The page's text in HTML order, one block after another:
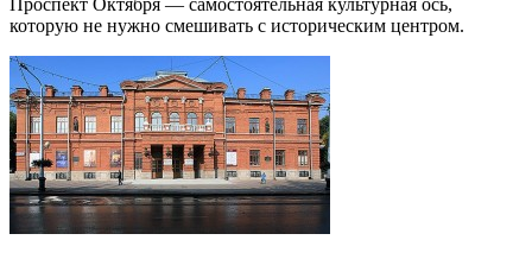
которую не нужно смешивать с историческим центром.